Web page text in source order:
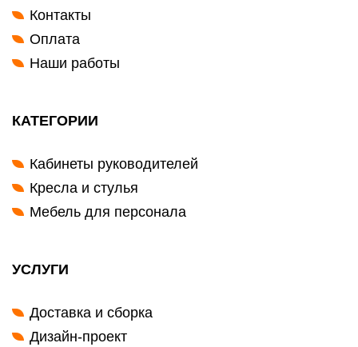
Контакты
Оплата
Наши работы
КАТЕГОРИИ
Кабинеты руководителей
Кресла и стулья
Мебель для персонала
УСЛУГИ
Доставка и сборка
Дизайн-проект